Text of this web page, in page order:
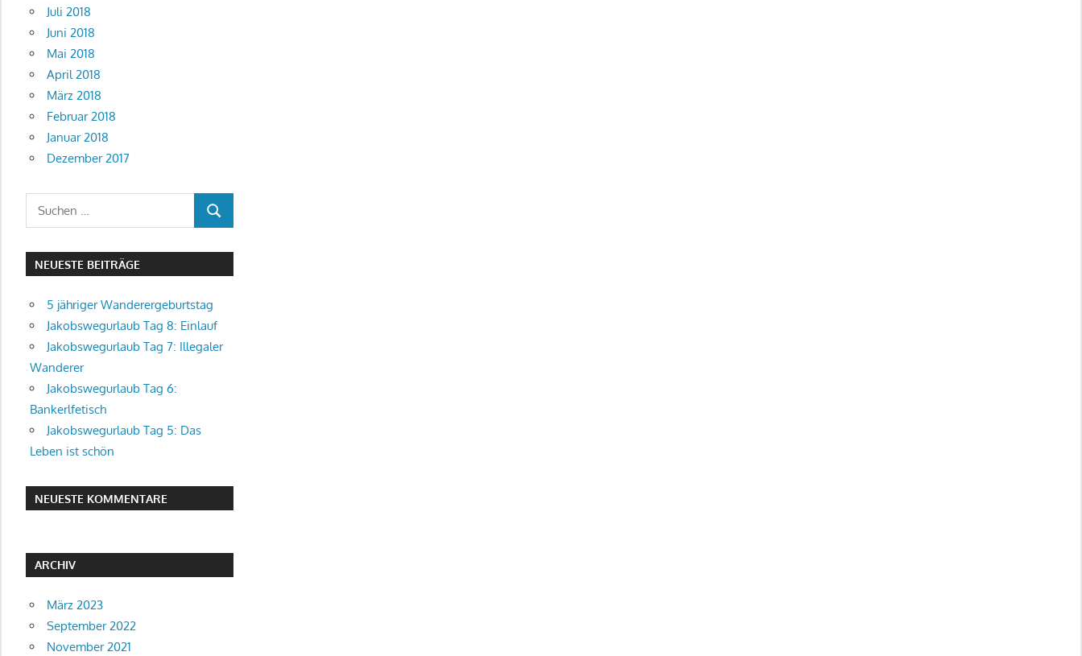
Juli 2018
Juni 2018
Mai 2018
April 2018
März 2018
Februar 2018
Januar 2018
Dezember 2017
Suchen
nach:
SUCHEN
NEUESTE BEITRÄGE
5 jähriger Wanderergeburtstag
Jakobswegurlaub Tag 8: Einlauf
Jakobswegurlaub Tag 7: Illegaler
Wanderer
Jakobswegurlaub Tag 6:
Bankerlfetisch
Jakobswegurlaub Tag 5: Das
Leben ist schön
NEUESTE KOMMENTARE
ARCHIV
März 2023
September 2022
November 2021